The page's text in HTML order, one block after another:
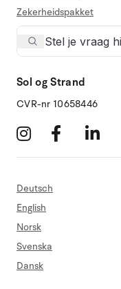
Zekerheidspakket
Sol og Strand
CVR-nr 10658446
Deutsch
English
Norsk
Svenska
Dansk